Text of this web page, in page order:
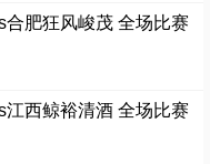
肥狂风峻茂 全场比赛
西鲸裕清酒 全场比赛